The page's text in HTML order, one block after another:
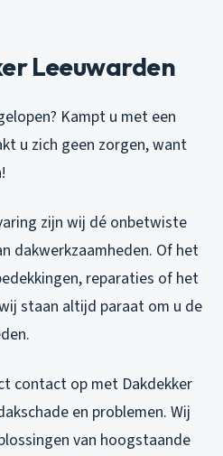
Leeuwarden
Kampt u met een
u zich geen zorgen, want
zijn wij dé onbetwiste
dakwerkzaamheden. Of het
reparaties of het
staan altijd paraat om u de
contact op met Dakdekker
en problemen. Wij
van hoogstaande